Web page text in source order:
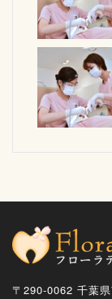
〒290-0062 千葉